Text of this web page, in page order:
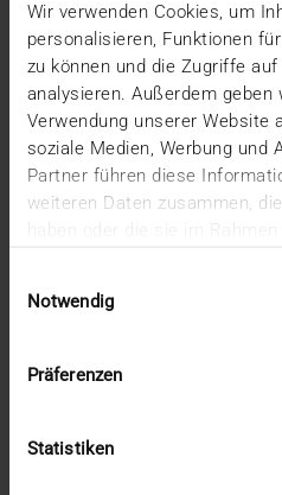
Wir verwenden Cookies, um
personalisieren, Funktionen
zu können und die Zugriffe
analysieren. Außerdem
Verwendung unserer Website
soziale Medien, Werbung und
Partner führen diese
weiteren Daten zusammen,
Notwendig
Präferenzen
Statistiken
Nicht gerade zimperlich,
sympathischen
Kolumnist,…
VISUS HEALTH IT
MEHR ERFAHREN